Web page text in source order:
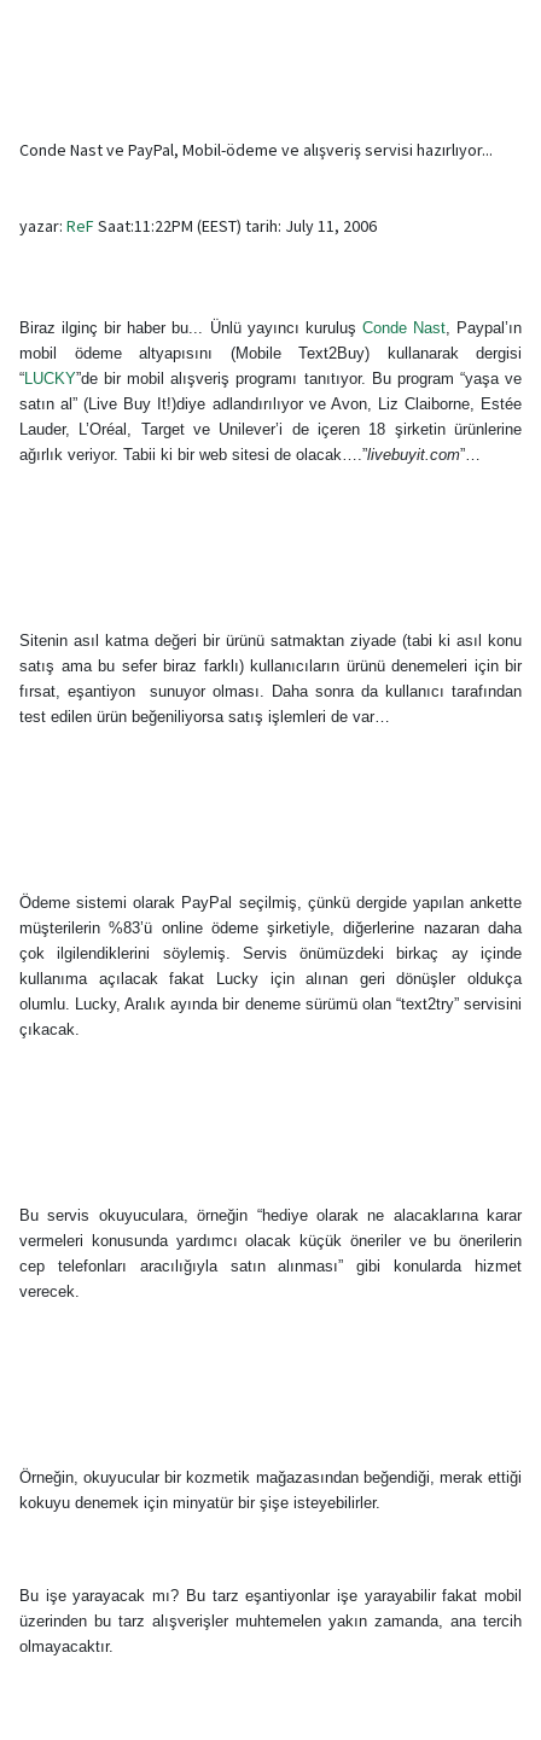
Conde Nast ve PayPal, Mobil-ödeme ve alışveriş servisi hazırlıyor...
yazar: ReFSaat:11:22PM (EEST) tarih: July 11, 2006
Biraz ilginç bir haber bu... Ünlü yayıncı kuruluş Conde Nast, Paypal’ın
mobil ödeme altyapısını (Mobile Text2Buy) kullanarak dergisi
“LUCKY”de bir mobil alışveriş programı tanıtıyor. Bu program “yaşa ve
satın al” (Live Buy It!)diye adlandırılıyor ve Avon, Liz Claiborne, Estée
Lauder, L’Oréal, Target ve Unilever’i de içeren 18 şirketin ürünlerine
ağırlık veriyor. Tabii ki bir web sitesi de olacak….”livebuyit.com”…
Sitenin asıl katma değeri bir ürünü satmaktan ziyade (tabi ki asıl konu
satış ama bu sefer biraz farklı) kullanıcıların ürünü denemeleri için bir
fırsat, eşantiyon sunuyor olması. Daha sonra da kullanıcı tarafından
test edilen ürün beğeniliyorsa satış işlemleri de var…
Ödeme sistemi olarak PayPal seçilmiş, çünkü dergide yapılan ankette
müşterilerin %83’ü online ödeme şirketiyle, diğerlerine nazaran daha
çok ilgilendiklerini söylemiş. Servis önümüzdeki birkaç ay içinde
kullanıma açılacak fakat Lucky için alınan geri dönüşler oldukça
olumlu. Lucky, Aralık ayında bir deneme sürümü olan “text2try” servisini
çıkacak.
Bu servis okuyuculara, örneğin “hediye olarak ne alacaklarına karar
vermeleri konusunda yardımcı olacak küçük öneriler ve bu önerilerin
cep telefonları aracılığıyla satın alınması” gibi konularda hizmet
verecek.
Örneğin, okuyucular bir kozmetik mağazasından beğendiği, merak ettiği
kokuyu denemek için minyatür bir şişe isteyebilirler.
Bu işe yarayacak mı? Bu tarz eşantiyonlar işe yarayabilir fakat mobil
üzerinden bu tarz alışverişler muhtemelen yakın zamanda, ana tercih
olmayacaktır.